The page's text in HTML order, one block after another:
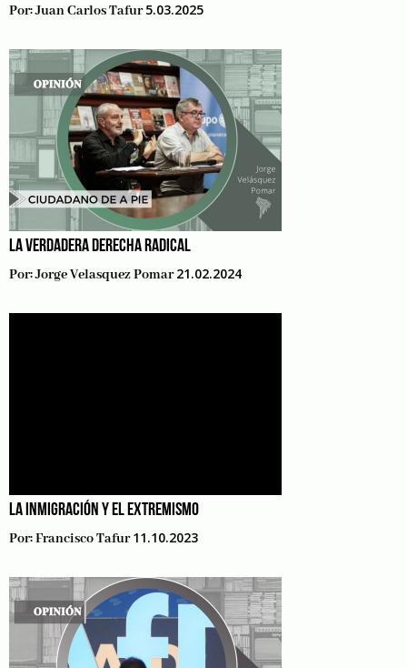
Por:Juan Carlos Tafur 5.03.2025
LA VERDADERA DERECHA RADICAL
Por:Jorge Velasquez Pomar 21.02.2024
LA INMIGRACIÓN Y EL EXTREMISMO
Por:Francisco Tafur 11.10.2023